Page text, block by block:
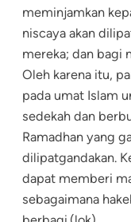
meminjamkan
niscaya akan
mereka; dan bagi
Oleh karena itu,
pada umat Islam
sedekah dan
Ramadhan yang
dilipatgandakan.
dapat memberi
sebagaimana